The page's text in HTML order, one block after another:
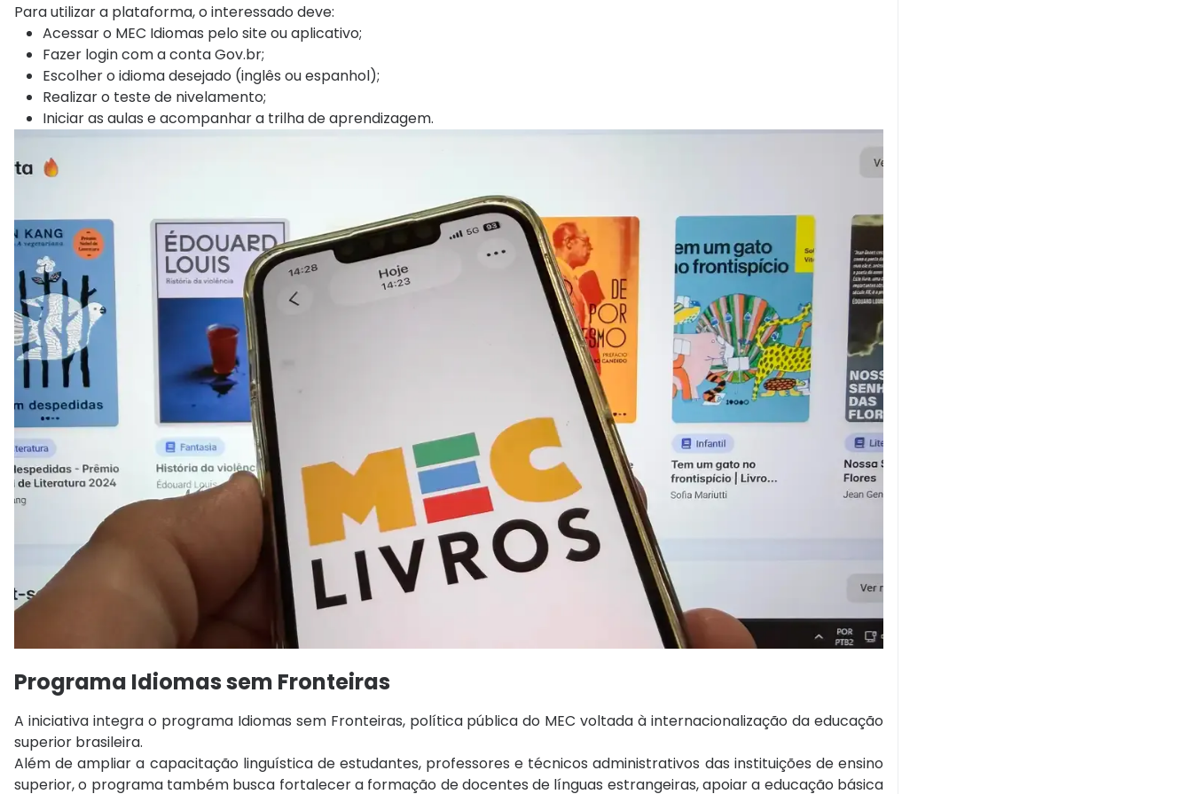
Para utilizar a plataforma, o interessado deve:
Acessar o MEC Idiomas pelo site ou aplicativo;
Fazer login com a conta Gov.br;
Escolher o idioma desejado (inglês ou espanhol);
Realizar o teste de nivelamento;
Iniciar as aulas e acompanhar a trilha de aprendizagem.
Programa Idiomas sem Fronteiras
A iniciativa integra o programa Idiomas sem Fronteiras, política pública do MEC voltada à internacionalização da educação
superior brasileira.
Além de ampliar a capacitação linguística de estudantes, professores e técnicos administrativos das instituições de ensino
superior, o programa também busca fortalecer a formação de docentes de línguas estrangeiras, apoiar a educação básica